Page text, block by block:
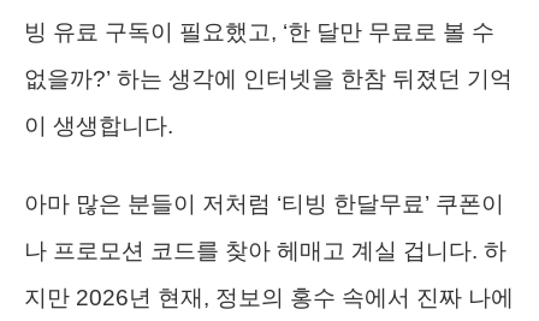
빙 유료 구독이 필요했고, ‘한 달만 무료로 볼 수
없을까?’ 하는 생각에 인터넷을 한참 뒤졌던 기억
이 생생합니다.
아마 많은 분들이 저처럼 ‘티빙 한달무료’ 쿠폰이
나 프로모션 코드를 찾아 헤매고 계실 겁니다. 하
지만 2026년 현재, 정보의 홍수 속에서 진짜 나에